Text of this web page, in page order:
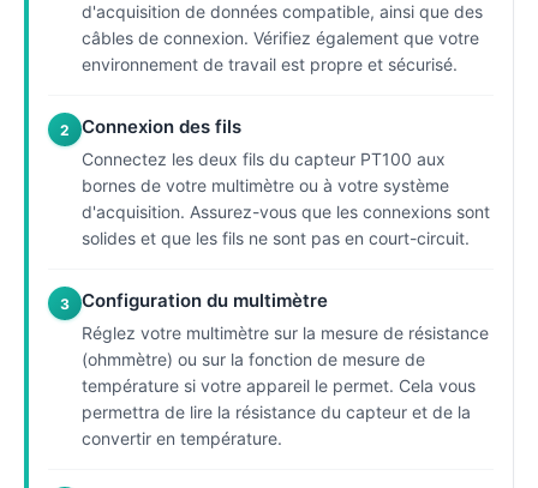
d'acquisition de données compatible, ainsi que des
câbles de connexion. Vérifiez également que votre
environnement de travail est propre et sécurisé.
2 Connexion des fils
Connectez les deux fils du capteur PT100 aux
bornes de votre multimètre ou à votre système
d'acquisition. Assurez-vous que les connexions sont
solides et que les fils ne sont pas en court-circuit.
3 Configuration du multimètre
Réglez votre multimètre sur la mesure de résistance
(ohmmètre) ou sur la fonction de mesure de
température si votre appareil le permet. Cela vous
permettra de lire la résistance du capteur et de la
convertir en température.